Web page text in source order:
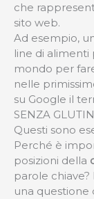
che
sito web.
Ad esempio,
line di alimenti
mondo per
nelle
su Google il
SENZA
Questi sono
Perché è
posizioni della
parole chiave?
una questione